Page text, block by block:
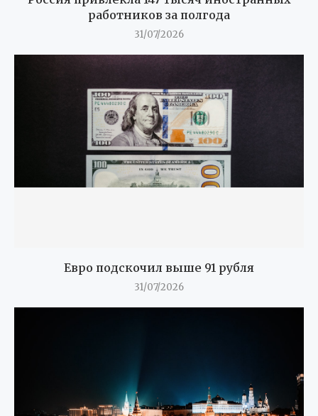
работников за полгода
31/07/2026
Евро подскочил выше 91 рубля
31/07/2026